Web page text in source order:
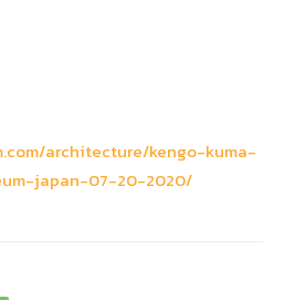
architecture/kengo-kuma-
japan-07-20-2020/